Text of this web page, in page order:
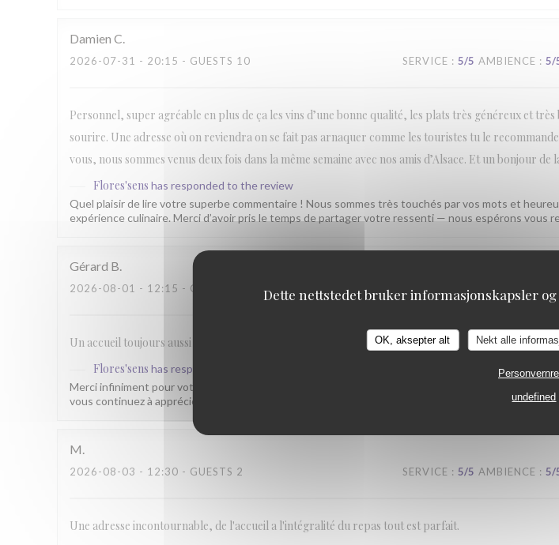
Dette nettstedet bruker informasjonskapsler
OK, aksepter alt Nekt alle
undefined
Damien C
2026-07-31 - 20:15 - GUESTS 10 SERVICE : 5/5 AMBIENCE : 5/
Personnel, super agréable en plus de ça les vins d’une bonne qualité, les plats très généreux et
sourire. Une adresse où on reviendra on se fait pas arnaquer comme les touristes tu le
vous, nous sommes venus deux fois dans la même semaine avec nos amis d’Alsace. Et un bonjour de
Flores'sens has responded to the review
Quel plaisir de lire votre superbe commentaire ! Nous sommes très touchés par vos mots et
expérience culinaire. Merci d’avoir pris le temps de partager votre ressenti — nous espérons vous
Gérard B
2026-08-01 - 12:15 - GUESTS 3 SERVICE /5 AMBIENCE
Un accueil toujours aussi chaleureux et des mets savoureux et originaux. Un service suivi…
Flores'sens has responded to the review
Merci infiniment pour votre fidélité et votre confiance. C’est toujours un immense plaisir de vous
vous continuez à apprécier nos plats et notre accueil nous touche profondément. À très bientôt
M
2026-08-03 - 12:30 - GUESTS 2 SERVICE : 5/5 AMBIENCE : 5/
Une adresse incontournable, de l'accueil a l'intégralité du repas tout est parfait.